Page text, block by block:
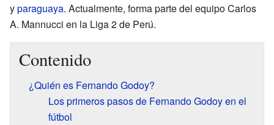
yparaguaya. Actualmente, forma parte del equipo Carlos
A. Mannucci en la Liga 2 de Perú.
Contenido
¿Quién es Fernando Godoy?
Los primeros pasos de Fernando Godoy en el
fútbol